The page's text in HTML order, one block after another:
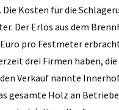
Kosten für die
Der Erlös aus dem
pro Festmeter
drei Firmen haben,
Verkauf nannte
gesamte Holz an